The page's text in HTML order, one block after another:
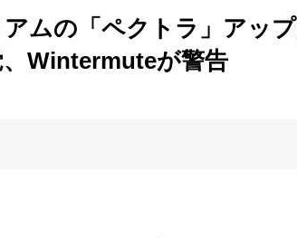
ムの「ペクトラ」アッ
Wintermuteが警告